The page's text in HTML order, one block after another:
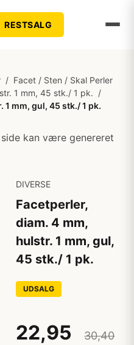
RESTSALG
/ Facet / Sten / Skal Perler
1 mm, 45 stk./ 1 pk. /
1 mm, gul, 45 stk./ 1 pk.
kan være genereret
DIVERSE
Facetperler,
diam. 4 mm,
hulstr. 1 mm, gul,
45 stk./ 1 pk.
UDSALG
22,95
30,40